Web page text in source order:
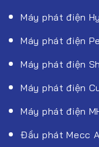
Máy phát điện
Máy phát điện
Máy phát điện
Máy phát điện
Máy phát điện
Đầu phát Mecc